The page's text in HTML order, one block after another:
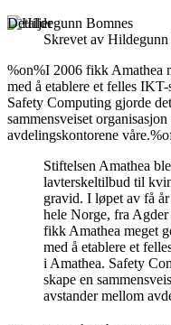
Detaljer
Skrevet av
%on%I 2006 fikk Amathea
med å etablere et felles
Safety Computing gjorde
sammensveiset
avdelingskontorene
Stiftelsen Amathea
lavterskeltilbud til
gravid. I løpet av få
hele Norge, fra
fikk Amathea meget
med å etablere et
i Amathea. Safety
skape en
avstander mellom